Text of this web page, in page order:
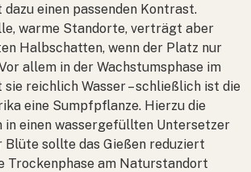
einen passenden Kontrast.
warme Standorte, verträgt aber
Halbschatten, wenn der Platz nur
allem in der Wachstumsphase im
reichlich Wasser – schließlich ist die
eine Sumpfpflanze. Hierzu die
in einen wassergefüllten Untersetzer
Blüte sollte das Gießen reduziert
Trockenphase am Naturstandort